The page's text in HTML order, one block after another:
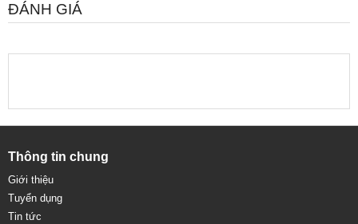
ĐÁNH GIÁ
Thông tin chung
Giới thiệu
Tuyển dụng
Tin tức